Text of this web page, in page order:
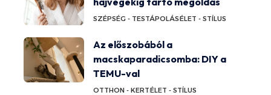
SZÉPSÉG - TESTÁPOLÁSÉLET - STÍLUS
Az előszobából a
macskaparadicsomba: DIY a
TEMU-val
OTTHON - KERTÉLET - STÍLUS